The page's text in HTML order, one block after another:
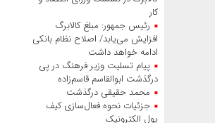
کار
رئیس‌ جمهور: مبلغ کالابرگ
افزایش می‌یابد/ اصلاح نظام بانکی
ادامه خواهد داشت
پیام تسلیت وزیر فرهنگ در پی
درگذشت ابوالقاسم قاسم‌زاده
محمد حقیقی درگذشت
جزئیات نحوه فعال‌سازی کیف
پول الکترونیک